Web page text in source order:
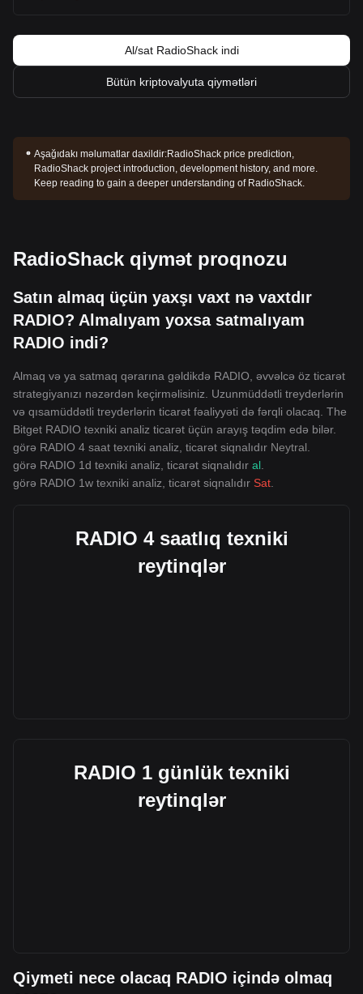
Al/sat RadioShack indi
Bütün kriptovalyuta qiymətləri
Aşağıdakı məlumatlar daxildir:RadioShack price prediction,
RadioShack project introduction, development history, and more.
Keep reading to gain a deeper understanding of RadioShack.
RadioShack qiymət proqnozu
Satın almaq üçün yaxşı vaxt nə vaxtdır
RADIO? Almalıyam yoxsa satmalıyam
RADIO indi?
Almaq və ya satmaq qərarına gəldikdə RADIO, əvvəlcə öz ticarət
strategiyanızı nəzərdən keçirməlisiniz. Uzunmüddətli treyderlərin
və qısamüddətli treyderlərin ticarət fəaliyyəti də fərqli olacaq. The
Bitget RADIO texniki analiz ticarət üçün arayış təqdim edə bilər.
görə RADIO 4 saat texniki analiz, ticarət siqnalıdır Neytral
görə RADIO 1d texniki analiz, ticarət siqnalıdır al
görə RADIO 1w texniki analiz, ticarət siqnalıdır Sat
RADIO 4 saatlıq texniki
reytinqlər
RADIO 1 günlük texniki
reytinqlər
Qiymeti nece olacaq RADIO içində olmaq